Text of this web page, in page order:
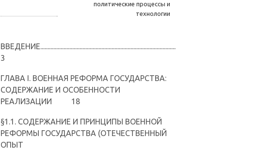
политические процессы и
технологии
ВВЕДЕНИЕ.............................................................................................
3
ГЛАВА I. ВОЕННАЯ РЕФОРМА ГОСУДАРСТВА:
СОДЕРЖАНИЕ И ОСОБЕННОСТИ
РЕАЛИЗАЦИИ 18
§1.1. СОДЕРЖАНИЕ И ПРИНЦИПЫ ВОЕННОЙ
РЕФОРМЫ ГОСУДАРСТВА (ОТЕЧЕСТВЕННЫЙ
ОПЫТ